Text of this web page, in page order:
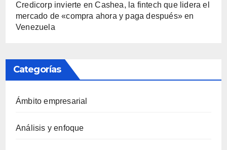
Credicorp invierte en Cashea, la fintech que lidera el
mercado de «compra ahora y paga después» en
Venezuela
Categorías
Ámbito empresarial
Análisis y enfoque